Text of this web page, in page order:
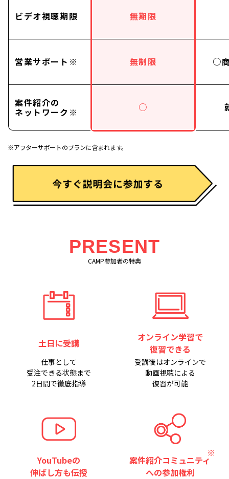
ビデオ視聴期限
営業サポート※
案件紹介の
ネットワーク※
無期限
無制限
○
○
※アフターサポートのプランに含まれます。
PRESENT
CAMP参加者の特典
土日に受講
仕事として
受注できる状態まで
2日間で徹底指導
オンライン学習で
復習できる
受講後はオンラインで
動画視聴による
復習が可能
YouTubeの
伸ばし方も伝授
案件紹介コミュニティ
への参加権利